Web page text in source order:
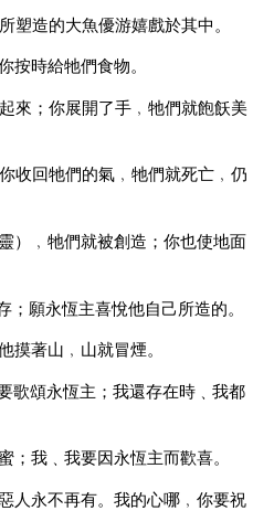
塑造的大魚優游嬉戲於其中。
按時給牠們食物。
來；你展開了手﹐牠們就飽飫美
收回牠們的氣﹐牠們就死亡﹐仍
）﹐牠們就被創造；你也使地面
；願永恆主喜悅他自己所造的。
摸著山﹐山就冒煙。
歌頌永恆主；我還存在時﹑我都
；我﹑我要因永恆主而歡喜。
人永不再有。我的心哪﹐你要祝